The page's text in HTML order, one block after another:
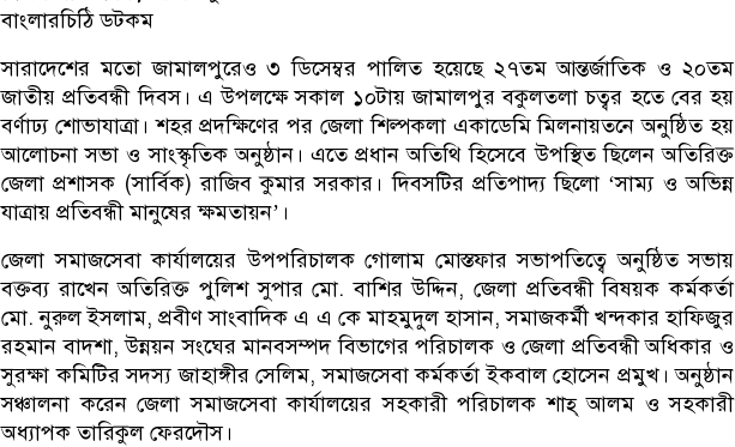
বাংলারচিঠি ডটকম
সারাদেশের মতো জামালপুরেও ৩ ডিসেম্বর পালিত হয়েছে ২৭তম আন্তর্জাতিক ও ২০তম
জাতীয় প্রতিবন্ধী দিবস। এ উপলক্ষে সকাল ১০টায় জামালপুর বকুলতলা চত্বর হতে বের হয়
বর্ণাঢ্য শোভাযাত্রা। শহর প্রদক্ষিণের পর জেলা শিল্পকলা একাডেমি মিলনায়তনে অনুষ্ঠিত হয়
আলোচনা সভা ও সাংস্কৃতিক অনুষ্ঠান। এতে প্রধান অতিথি হিসেবে উপস্থিত ছিলেন অতিরিক্ত
জেলা প্রশাসক (সার্বিক) রাজিব কুমার সরকার। দিবসটির প্রতিপাদ্য ছিলো ‘সাম্য ও অভিন্ন
যাত্রায় প্রতিবন্ধী মানুষের ক্ষমতায়ন’।
জেলা সমাজসেবা কার্যালয়ের উপপরিচালক গোলাম মোস্তফার সভাপতিত্বে অনুষ্ঠিত সভায়
বক্তব্য রাখেন অতিরিক্ত পুলিশ সুপার মো. বাশির উদ্দিন, জেলা প্রতিবন্ধী বিষয়ক কর্মকর্তা
মো. নুরুল ইসলাম, প্রবীণ সাংবাদিক এ এ কে মাহমুদুল হাসান, সমাজকর্মী খন্দকার হাফিজুর
রহমান বাদশা, উন্নয়ন সংঘের মানবসম্পদ বিভাগের পরিচালক ও জেলা প্রতিবন্ধী অধিকার ও
সুরক্ষা কমিটির সদস্য জাহাঙ্গীর সেলিম, সমাজসেবা কর্মকর্তা ইকবাল হোসেন প্রমুখ। অনুষ্ঠান
সঞ্চালনা করেন জেলা সমাজসেবা কার্যালয়ের সহকারী পরিচালক শাহ্ আলম ও সহকারী
অধ্যাপক তারিকুল ফেরদৌস।